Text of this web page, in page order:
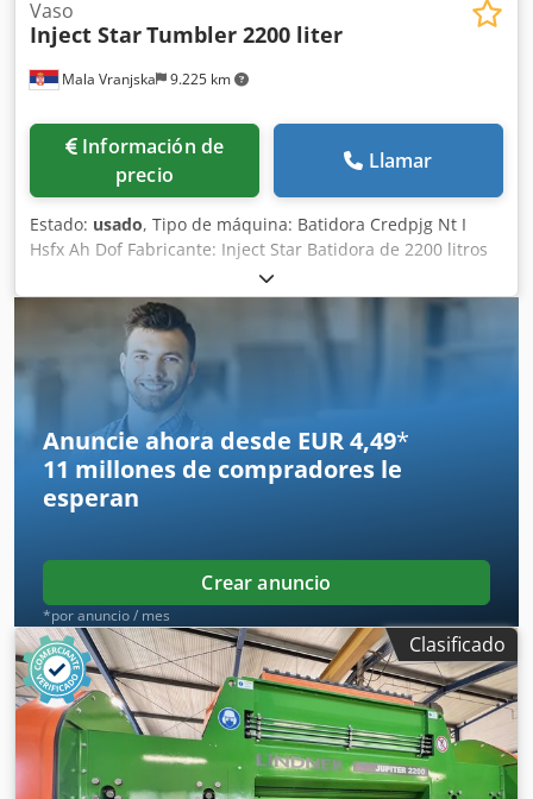
Mala Vranjska 9.225 km
Vaso
Inject StarTumbler 2200 liter
Información de
precio
Llamar
Estado: usado, Tipo de máquina: Batidora Credpjg Nt I
Hsfx Ah Dof Fabricante: Inject Star Batidora de 2200 litros
Ajuste del tiempo total Control de la velocidad de la
frecuencia Descarga automática Vacío del 0 al 95 % Filtro
del sistema de vacío Dimensiones de la máquina en cm:
170x285x190 cm Potencia eléctrica: 4,5 kW
Anuncie ahora desde EUR 4,49*
11 millones de compradores le
esperan
Crear anuncio
*por anuncio / mes
Clasificado